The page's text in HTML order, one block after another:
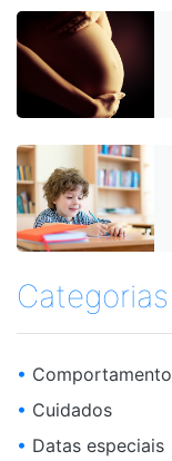
Categorias
• Comportamento
• Cuidados
• Datas especiais